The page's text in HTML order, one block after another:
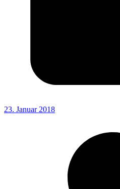
23. Januar 2018